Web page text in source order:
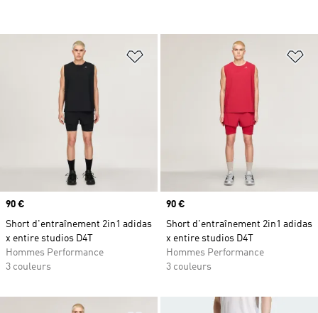
Ajouter à la Liste de produits
Prix
90 €
Short d'entraînement 2in1 adidas
x entire studios D4T
Hommes Performance
3 couleurs
Prix
90 €
Short d'entraînement 2in1 adidas
x entire studios D4T
Hommes Performance
3 couleurs